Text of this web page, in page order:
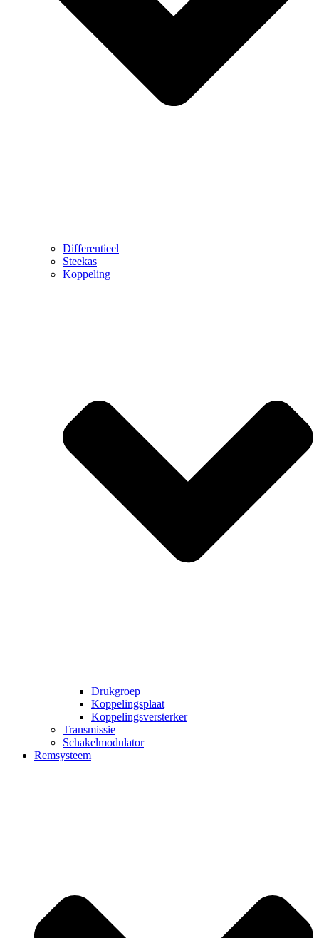
Differentieel
Steekas
Koppeling
Drukgroep
Koppelingsplaat
Koppelingsversterker
Transmissie
Schakelmodulator
Remsysteem